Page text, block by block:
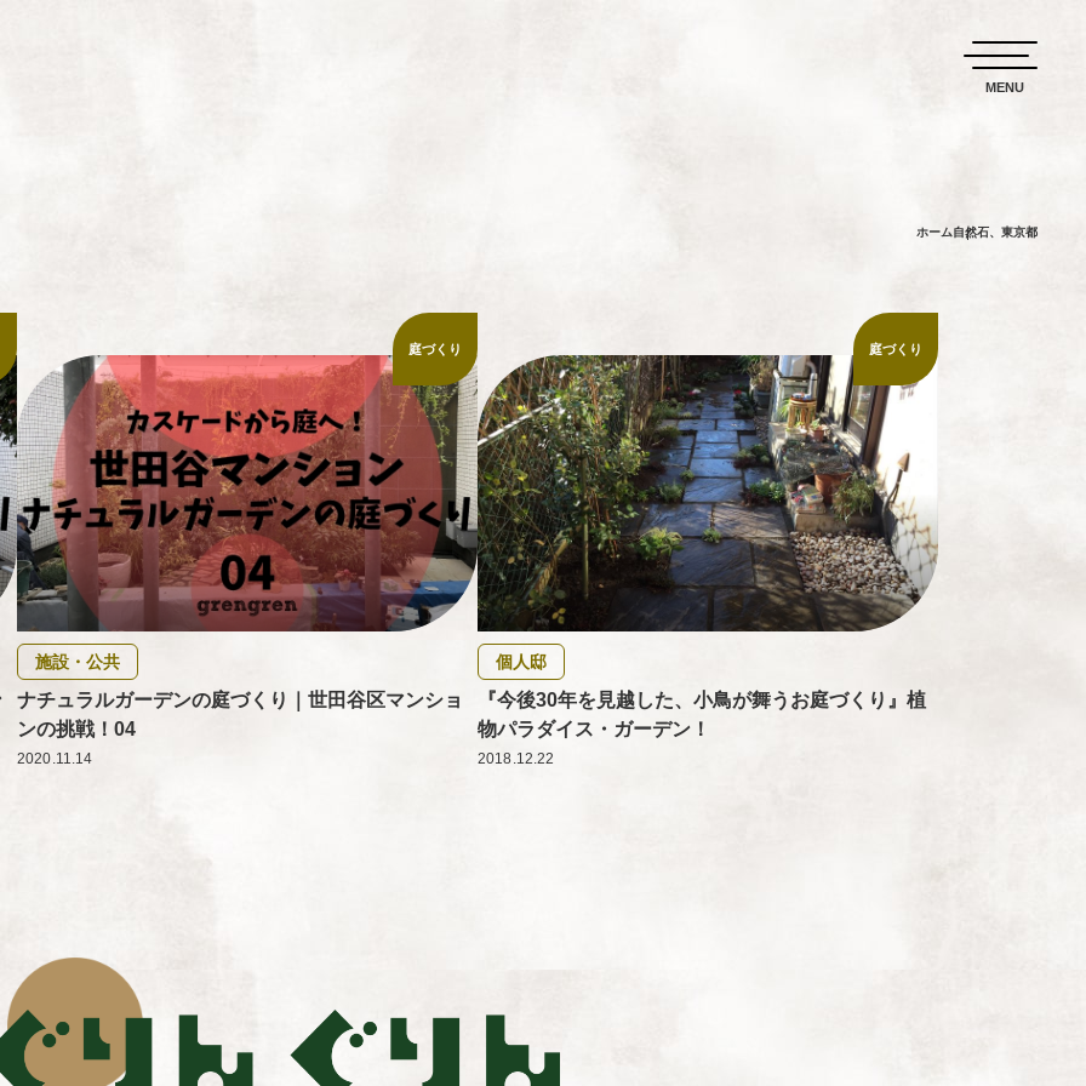
ホーム自然石、東京都
庭づくり
施設・公共
ナチュラルガーデンの庭づくり｜世田谷区マンショ
ンの挑戦！04
2020.11.14
庭づくり
個人邸
『今後30年を見越した、小鳥が舞うお庭づくり』植
物パラダイス・ガーデン！
2018.12.22